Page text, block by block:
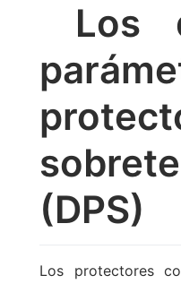
Los
(DPS)
Los protectores